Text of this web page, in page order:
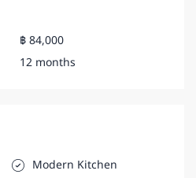
฿ 84,000
12 months
Modern Kitchen